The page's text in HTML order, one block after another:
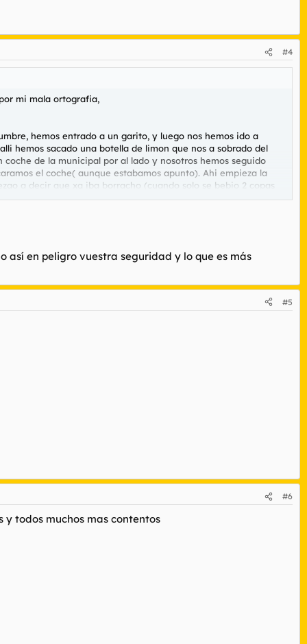
#4
mi mala ortografia,
hemos entrado a un garito, y luego nos hemos ido a
hemos sacado una botella de limon que nos a sobrado del
de la municipal por al lado y nosotros hemos seguido
el coche( aunque estabamos apunto). Ahi empieza la
a decir que xq iba borracho (cuando solo se bebio 2 copas
es cuando yo me calente, y les empece a a "vacilar"
suyas ( y yo a ellos que tendrian noticias mias)
de ninguna denuncia. No se como se puede tener tanta
así en peligro vuestra seguridad y lo que es más
#5
#6
todos muchos mas contentos